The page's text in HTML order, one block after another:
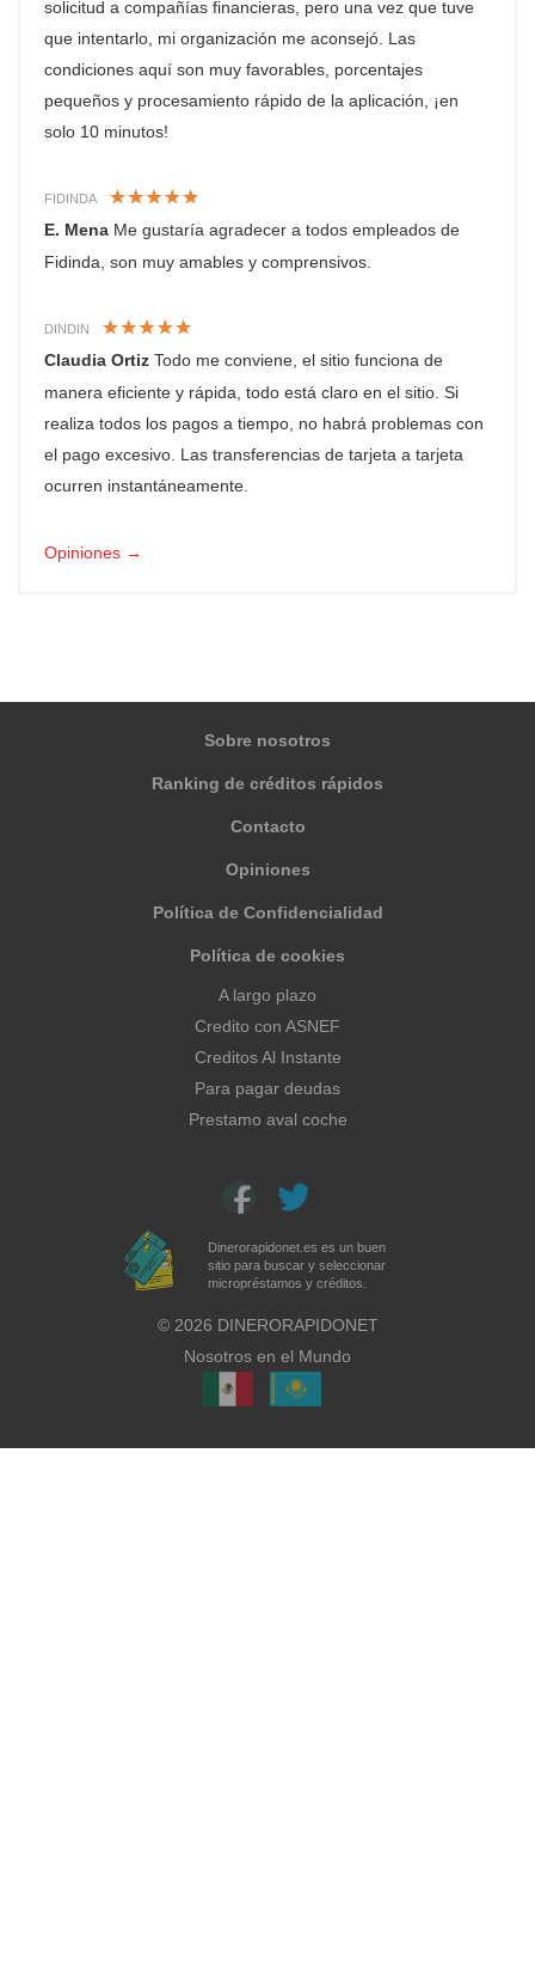
solicitud a compañías financieras, pero una vez que tuve
que intentarlo, mi organización me aconsejó. Las
condiciones aquí son muy favorables, porcentajes
pequeños y procesamiento rápido de la aplicación, ¡en
solo 10 minutos!
FIDINDA
E. Mena Me gustaría agradecer a todos empleados de
Fidinda, son muy amables y comprensivos.
DINDIN
Claudia Ortiz Todo me conviene, el sitio funciona de
manera eficiente y rápida, todo está claro en el sitio. Si
realiza todos los pagos a tiempo, no habrá problemas con
el pago excesivo. Las transferencias de tarjeta a tarjeta
ocurren instantáneamente.
Opiniones →
Sobre nosotros
Ranking de créditos rápidos
Contacto
Opiniones
Política de Confidencialidad
Política de cookies
Dinerorapidonet.es es un buen
sitio para buscar y seleccionar
micropréstamos y créditos.
A largo plazo
Credito con ASNEF
Creditos Al Instante
Para pagar deudas
Prestamo aval coche
© 2026 DINERORAPIDONET
Nosotros en el Mundo